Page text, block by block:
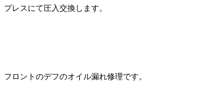
プレスにて圧入交換します。
フロントのデフのオイル漏れ修理です。